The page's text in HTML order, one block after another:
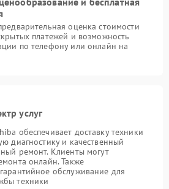
оценка стоимости
платежей и возможность
по телефону или онлайн на
услуг
обеспечивает доставку техники
диагностику и качественный
ремонт. Клиенты могут
онлайн. Также
обслуживание для
техники